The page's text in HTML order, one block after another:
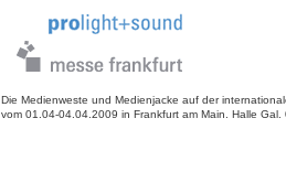
Die Medienweste und Medienjacke auf der
vom 01.04-04.04.2009 in Frankfurt am Main. Halle